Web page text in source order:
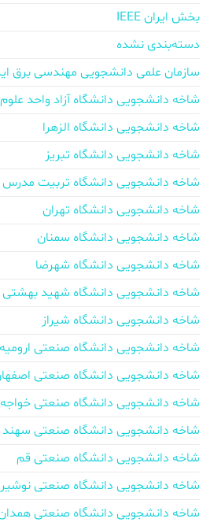
بخش ایران IEEE
دسته‌بندی نشده
سازمان علمی دانشجویی مهندسی برق
شاخه دانشجویی دانشگاه آزاد واحد
شاخه دانشجویی دانشگاه الزهرا
شاخه دانشجویی دانشگاه تبریز
شاخه دانشجویی دانشگاه تربیت مدرس
شاخه دانشجویی دانشگاه تهران
شاخه دانشجویی دانشگاه سمنان
شاخه دانشجویی دانشگاه شهرضا
شاخه دانشجویی دانشگاه شهید بهشتی
شاخه دانشجویی دانشگاه شیراز
شاخه دانشجویی دانشگاه صنعتی ارومیه
شاخه دانشجویی دانشگاه صنعتی
شاخه دانشجویی دانشگاه صنعتی
شاخه دانشجویی دانشگاه صنعتی سهند
شاخه دانشجویی دانشگاه صنعتی قم
شاخه دانشجویی دانشگاه صنعتی
شاخه دانشجویی دانشگاه صنعتی